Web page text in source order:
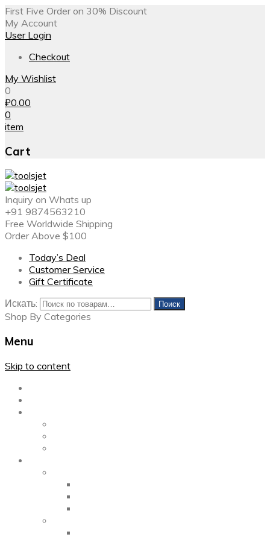
First Five Order on 30% Discount
My Account
User Login
Checkout
My Wishlist
0
₽0.00
0
item
Cart
Inquiry on Whats up
+91 9874563210
Free Worldwide Shipping
Order Above $100
Today’s Deal
Customer Service
Gift Certificate
Искать:
Поиск
Shop By Categories
Menu
Skip to content